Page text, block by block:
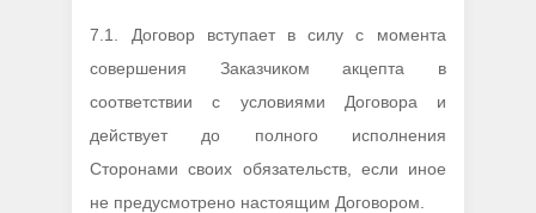
7.1. Договор вступает в силу с момента
совершения Заказчиком акцепта в
соответствии с условиями Договора и
действует до полного исполнения
Сторонами своих обязательств, если иное
не предусмотрено настоящим Договором.